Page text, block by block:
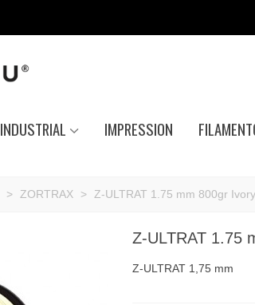
INDUSTRIAL IMPRESSION
> ZORTRAX > Z-ULTRAT 1.75 mm 800gr Ivory
Z-ULTRAT 1.75
Z-ULTRAT 1,75 mm